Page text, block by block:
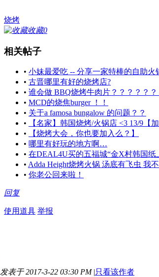
烧烤
收藏0
相关帖子
• 小妹最爱吃 -- 分享一家特棒的自助火
• 古晋哪里有好的烧烤店?
• 谁会做 BBQ烧烤牛肉片？？？？？？
• MCD的烧焦burger ！！
• 关于a famosa bungalow 的问题？？
•
【名家】韩国烧烤/火锅店 <3 13/9【加
•
【烧烤大会，你也要加入么？】
• 哪里有好玩的地方啊…
• 在DEAL4U买的五福城“金X村韩国纸
• Adda Height烧烤火锅 汤底有飞虫 我
• 你老公回来啦！
回复
使用道具 举报
发表于 2017-3-22 03:30 PM |只看该作者